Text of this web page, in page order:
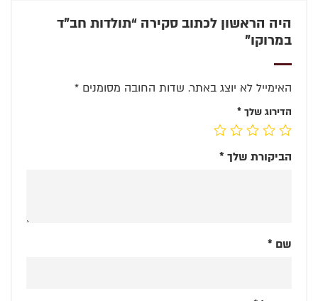
היה הראשון לכתוב סקירה “תולדות חב"ד
במרוקו”
האימייל לא יוצג באתר. שדות החובה מסומנים *
הדירוג שלך *
הביקורת שלך *
שם *